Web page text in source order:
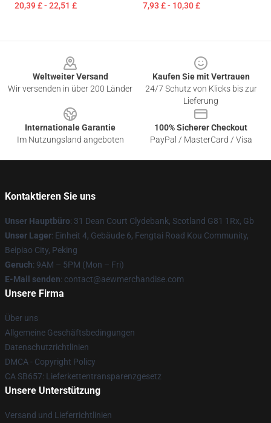
20,39 £ - 22,51 £ 7,93 £ - 10,30 £
Weltweiter Versand
Wir versenden in über 200 Länder
Kaufen Sie mit Vertrauen
24/7 Schutz von Klicks bis zur
Lieferung
Internationale Garantie
Im Nutzungsland angeboten
100% Sicherer Checkout
PayPal / MasterCard / Visa
Kontaktieren Sie uns
Unser Hauptbüro: 31 Dean Court Clydebank, Scotland G81 1Rx, Gb
Unser Lager: Einheit 4, Gebäude 6, Fengtai Road Kou Community,
Beipiao City, Peking
Geruch: 9AM – 5PM (Mon – Fri)
E-Mail senden: contact@aewmerchandise.com
Unsere Firma
Über uns
Allgemeine Geschäftsbedingungen
Datenschutzrichtlinien
DMCA - Copyright Policy
CA SB657: Lieferkettentransparenzgesetz
Unsere Unterstützung
Versand und Lieferrichtlinien